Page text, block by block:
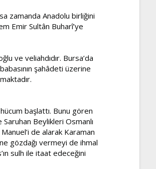
zamanda Anadolu birliğini
Emir Sultân Buharî’ye
ve veliahdıdır. Bursa’da
şahâdeti üzerine
başlattı. Bunu gören
Beylikleri Osmanlı
de alarak Karaman
gözdağı vermeyi de ihmal
sulh ile itaat edeceğini